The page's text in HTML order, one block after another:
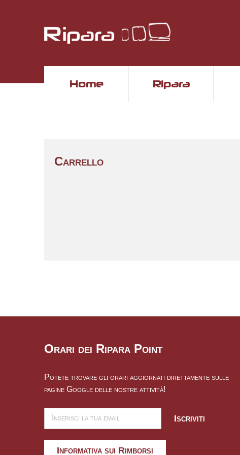
Home Ripara
Carrello
Orari dei Ripara Point
Potete trovare gli orari aggiornati direttamente sulle
pagine Google delle nostre attività!
Iscriviti
Informativa sui Rimborsi